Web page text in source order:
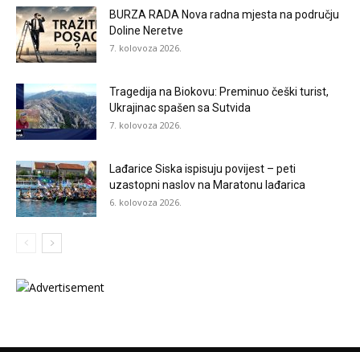
BURZA RADA Nova radna mjesta na području
Doline Neretve
7. kolovoza 2026.
Tragedija na Biokovu: Preminuo češki turist,
Ukrajinac spašen sa Sutvida
7. kolovoza 2026.
Lađarice Siska ispisuju povijest – peti
uzastopni naslov na Maratonu lađarica
6. kolovoza 2026.